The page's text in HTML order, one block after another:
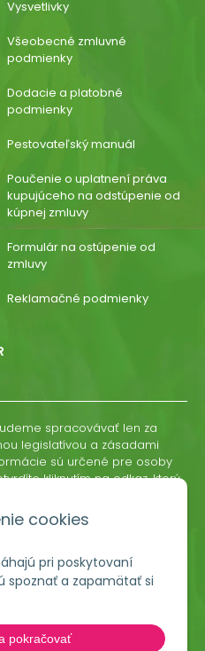
cookies
pri poskytovaní
spoznať a zapamätať si
pokračovať
Vysvetlivky
Všeobecné zmluvné
podmienky
Dodacie a platobné
podmienky
Pestovateľský manuál
Poučenie o uplatnení práva
kupujúceho na odstúpenie od
kúpnej zmluvy
Formulár na ostúpenie od
zmluvy
Reklamačné podmienky
spracovávať len za
legislatívou a zásadami
sú určené pre osoby
kliknutím na odkaz, ktorý
kliknutím na odkaz z